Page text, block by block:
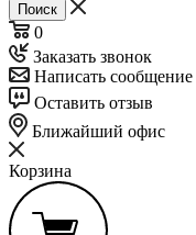
Поиск
0
Заказать звонок
Написать сообщение
Оставить отзыв
Ближайший офис
Корзина